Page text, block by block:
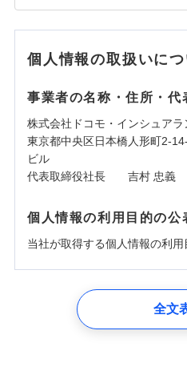
個人情報の取扱いにつ
事業者の名称・住所・代
株式会社ドコモ・インシュアラ
東京都中央区日本橋人形町2-
ビル
代表取締役社長 吉村 忠義
個人情報の利用目的の公
当社が取得する個人情報の利用
ユーザー登録受付および、管理
しくは委託を受けている保険
関する情報を提供し、金融商
た維持管理等の委託業務遂行
全文